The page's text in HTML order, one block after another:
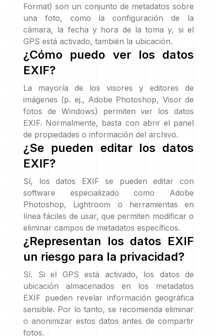
Format) son un conjunto de metadatos sobre
una foto, como la configuración de la
cámara, la fecha y hora de la toma y, si el
GPS está activado, también la ubicación.
¿Cómo puedo ver los datos
EXIF?
La mayoría de los visores y editores de
imágenes (p. ej., Adobe Photoshop, Visor de
fotos de Windows) permiten ver los datos
EXIF. Normalmente, basta con abrir el panel
de propiedades o información del archivo.
¿Se pueden editar los datos
EXIF?
Sí, los datos EXIF se pueden editar con
software especializado como Adobe
Photoshop, Lightroom o herramientas en
línea fáciles de usar, que permiten modificar o
eliminar campos de metadatos específicos.
¿Representan los datos EXIF
un riesgo para la privacidad?
Sí. Si el GPS está activado, los datos de
ubicación almacenados en los metadatos
EXIF pueden revelar información geográfica
sensible. Por lo tanto, se recomienda eliminar
o anonimizar estos datos antes de compartir
fotos.